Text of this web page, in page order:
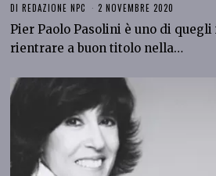
DIREDAZIONE NPC 2 NOVEMBRE 2020
Pier Paolo Pasolini è uno di
rientrare a buon titolo nella…